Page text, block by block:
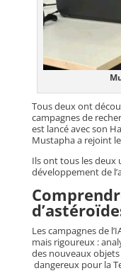
Tous deux ont
campagnes de
est lancé avec son
Mustapha a rejoint
Ils ont tous les
développement de
Les campagnes de
mais rigoureux :
des nouveaux
dangereux pour la